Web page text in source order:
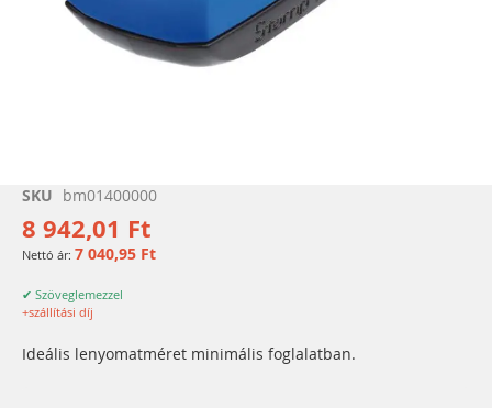
Ugrás
képgaléria
elejére
SKU bm01400000
8 942,01 Ft
7 040,95 Ft
✔ Szöveglemezzel
+szállítási díj
Ideális lenyomatméret minimális foglalatban.